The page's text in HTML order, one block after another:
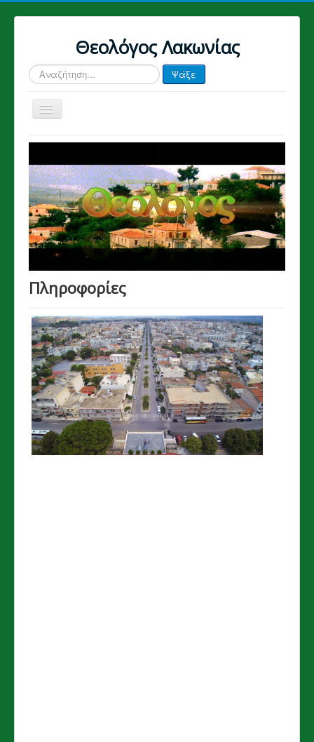
Θεολόγος Λακωνίας
Αναζήτηση Ψάξε
Εναλλαγή
πλοήγησης
Πληροφορίες
Καλώς ήρθατε
Ο Πάρνωνας
Το οικοσύστημα του Πάρνωνα
Το ελαιόλαδο
Ιστορία της Λακωνίας
Πληροφορίες